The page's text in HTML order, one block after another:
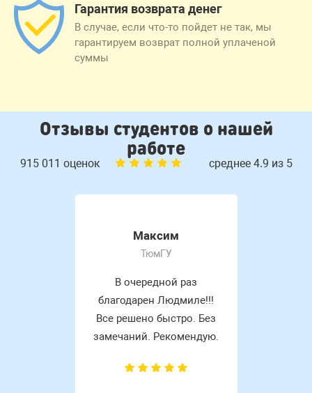
Гарантия возврата денег
В случае, если что-то пойдет не так, мы
гарантируем возврат полной уплаченой
суммы
Отзывы студентов о нашей
работе
915 011 оценок среднее 4.9 из 5
Максим
ТюмГУ
В очередной раз
благодарен Людмиле!!!
Все решено быстро. Без
замечаний. Рекомендую.